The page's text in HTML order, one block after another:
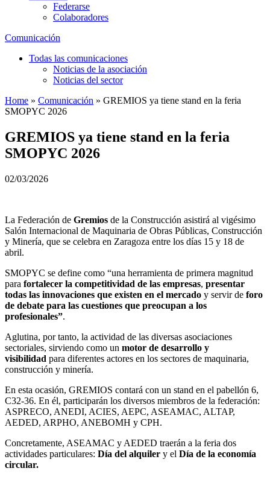
Federarse
Colaboradores
Comunicación
Todas las comunicaciones
Noticias de la asociación
Noticias del sector
Home » Comunicación » GREMIOS ya tiene stand en la feria
SMOPYC 2026
GREMIOS ya tiene stand en la feria
SMOPYC 2026
02/03/2026
La Federación de Gremios de la Construcción asistirá al vigésimo
Salón Internacional de Maquinaria de Obras Públicas, Construcción
y Minería, que se celebra en Zaragoza entre los días 15 y 18 de
abril.
SMOPYC se define como “una herramienta de primera magnitud
para fortalecer la competitividad de las empresas, presentar
todas las innovaciones que existen en el mercado y servir de foro
de debate para las cuestiones que preocupan a los
profesionales”.
Aglutina, por tanto, la actividad de las diversas asociaciones
sectoriales, sirviendo como un motor de desarrollo y
visibilidad para diferentes actores en los sectores de maquinaria,
construcción y minería.
En esta ocasión, GREMIOS contará con un stand en el pabellón 6,
C32-36. En él, participarán los diversos miembros de la federación:
ASPRECO, ANEDI, ACIES, AEPC, ASEAMAC, ALTAP,
AEDED, ARPHO, ANEBOMH y CPH.
Concretamente, ASEAMAC y AEDED traerán a la feria dos
actividades particulares: Día del alquiler y el Día de la economía
circular.